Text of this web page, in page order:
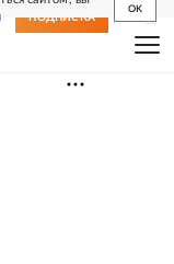
OK
ПОДПИСКА